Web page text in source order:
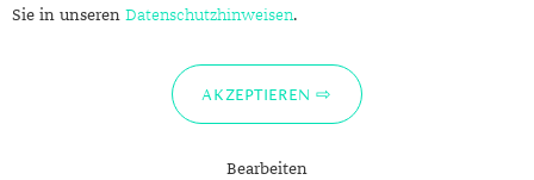
Kontakt
Sie in unseren Datenschutzhinweisen.
AKZEPTIEREN
Bearbeiten